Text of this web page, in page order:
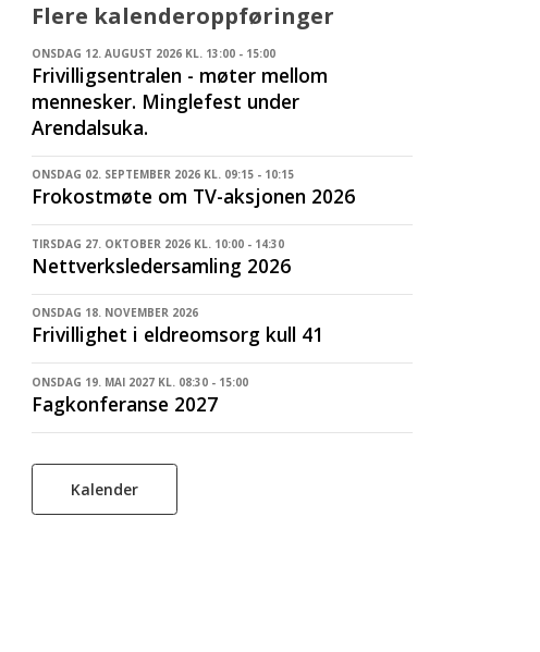
Flere kalenderoppføringer
ONSDAG 12. AUGUST 2026 KL. 13:00 - 15:00
Frivilligsentralen - møter mellom
mennesker. Minglefest under
Arendalsuka.
ONSDAG 02. SEPTEMBER 2026 KL. 09:15 - 10:15
Frokostmøte om TV-aksjonen 2026
TIRSDAG 27. OKTOBER 2026 KL. 10:00 - 14:30
Nettverksledersamling 2026
ONSDAG 18. NOVEMBER 2026
Frivillighet i eldreomsorg kull 41
ONSDAG 19. MAI 2027 KL. 08:30 - 15:00
Fagkonferanse 2027
Kalender